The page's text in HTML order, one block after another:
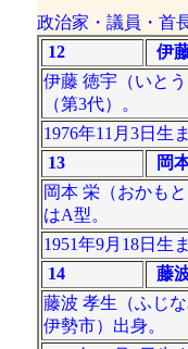
政治家・議員・首
12
伊
伊藤 徳宇（いと
（第3代）。
1976年11月3日
13
岡
岡本 栄（おかも
はA型。
1951年9月18日
14
藤
藤波 孝生（ふじ
伊勢市）出身。